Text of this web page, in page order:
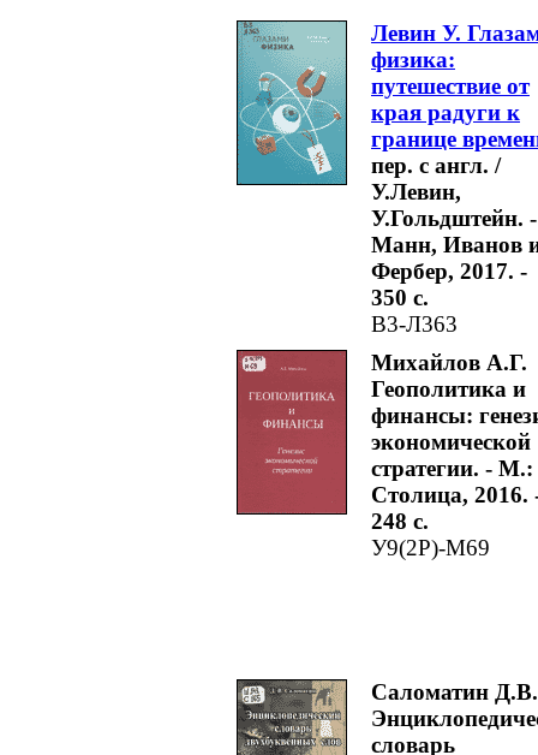
Левин У.
физика:
путешествие от
края радуги к
границе
пер. с англ. /
У.Левин,
У.Гольдштейн.
Манн, Иванов
Фербер, 2017. -
350 с.
В3-Л363
Михайлов А.Г.
Геополитика и
финансы:
экономической
стратегии. - М.:
Столица, 2016.
248 с.
У9(2Р)-М69
Саломатин Д.В.
словарь